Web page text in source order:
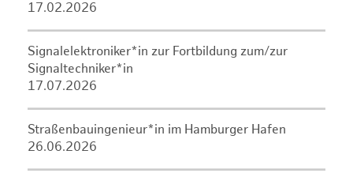
17.02.2026
Signalelektroniker*in zur Fortbildung zum/zur
Signaltechniker*in
17.07.2026
Straßenbauingenieur*in im Hamburger Hafen
26.06.2026